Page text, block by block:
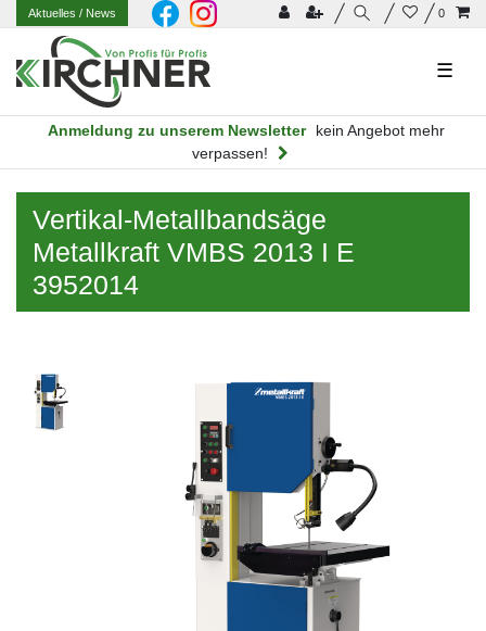
0
Aktuelles/ News
☰
Anmeldung zu unserem Newsletter
kein Angebot mehr
verpassen!
Vertikal-Metallbandsäge
Metallkraft VMBS 2013 I E
3952014